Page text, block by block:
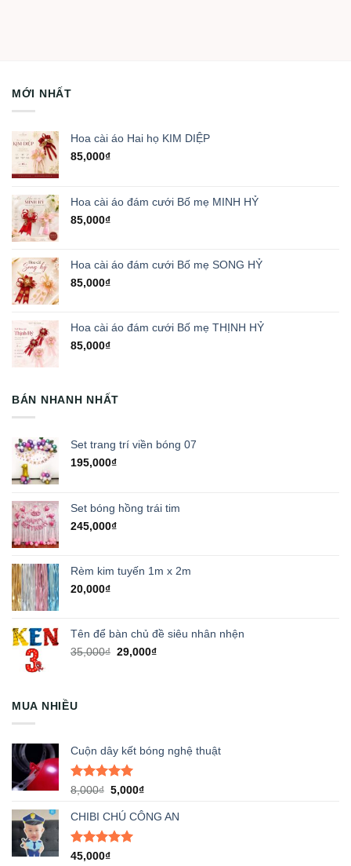
MỚI NHẤT
Hoa cài áo Hai họ KIM DIỆP
85,000₫
Hoa cài áo đám cưới Bố mẹ MINH HỶ
85,000₫
Hoa cài áo đám cưới Bố mẹ SONG HỶ
85,000₫
Hoa cài áo đám cưới Bố mẹ THỊNH HỶ
85,000₫
BÁN NHANH NHẤT
Set trang trí viền bóng 07
195,000₫
Set bóng hồng trái tim
245,000₫
Rèm kim tuyến 1m x 2m
20,000₫
Tên để bàn chủ đề siêu nhân nhện
35,000₫ Giá
29,000₫Giá
MUA NHIỀU
Cuộn dây kết bóng nghệ thuật
Được xếp
5 sao
8,000₫ Giá
là:
8,000₫.
5,000₫Giá
tại
CHIBI CHÚ CÔNG AN
Được xếp
45,000₫